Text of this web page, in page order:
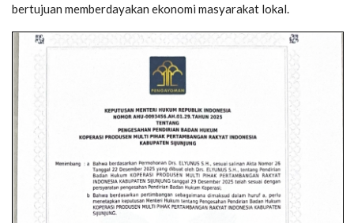
bertujuan memberdayakan ekonomi masyarakat lokal.